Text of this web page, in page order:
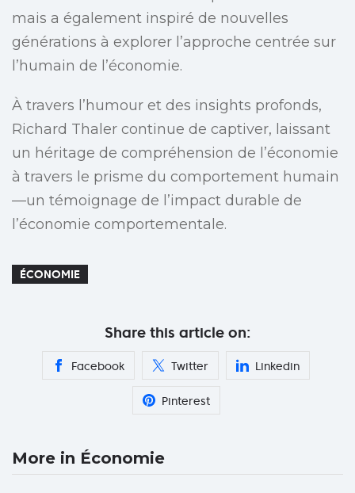
mais a également inspiré de nouvelles
générations à explorer l’approche centrée sur
l’humain de l’économie.
À travers l’humour et des insights profonds,
Richard Thaler continue de captiver, laissant
un héritage de compréhension de l’économie
à travers le prisme du comportement humain
—un témoignage de l’impact durable de
l’économie comportementale.
ÉCONOMIE
Share this article on:
Facebook Twitter Linkedin
Pinterest
More in Économie